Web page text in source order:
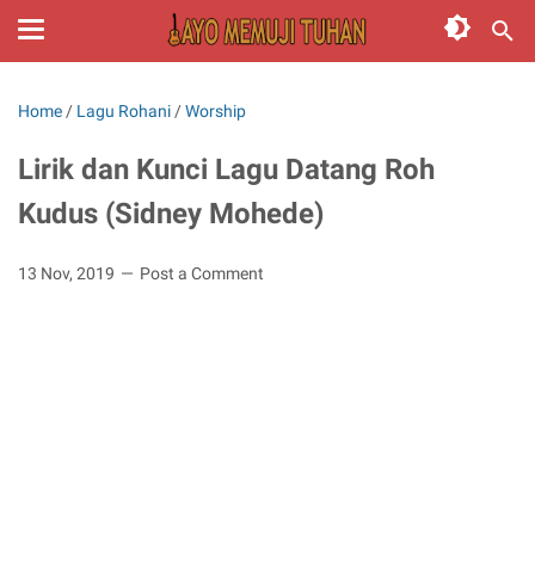
Home / Lagu Rohani /Worship
Lirik dan Kunci Lagu Datang Roh
Kudus (Sidney Mohede)
13 Nov, 2019 Post a Comment